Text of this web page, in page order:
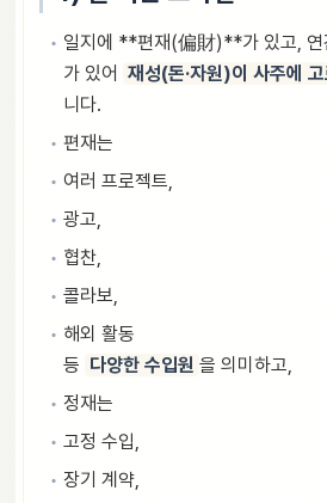
일지에 **편재(偏財)**가 있고,
가 있어 재성(돈·자원)이 사주에
니다.
편재는
여러 프로젝트,
광고,
협찬,
콜라보,
해외 활동
등 다양한 수입원 을 의미하고,
정재는
고정 수입,
장기 계약,